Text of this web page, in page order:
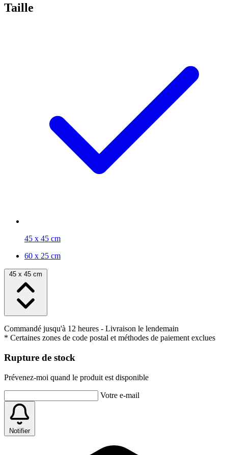
Taille
45 x 45 cm
60 x 25 cm
45 x 45 cm
Commandé jusqu'à 12 heures - Livraison le lendemain
* Certaines zones de code postal et méthodes de paiement exclues
Rupture de stock
Prévenez-moi quand le produit est disponible
Votre e-mail
Notifier